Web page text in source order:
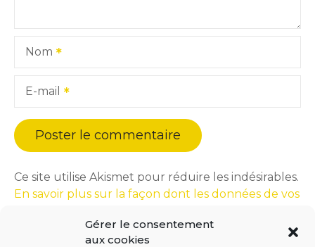
Gérer le consentement
aux cookies
Nom
E-mail
Ce site utilise Akismet pour réduire les indésirables.
En savoir plus sur la façon dont les données de vos